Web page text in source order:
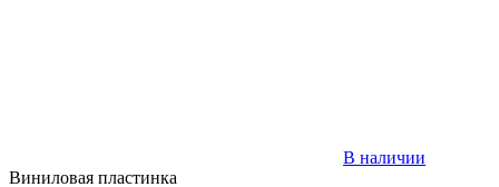
В наличии
Виниловая пластинка